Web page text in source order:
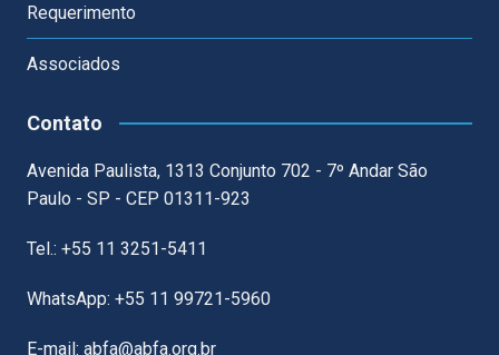
Requerimento
Associados
Contato
Avenida Paulista, 1313 Conjunto 702 - 7º Andar São
Paulo - SP - CEP 01311-923
Tel.: +55 11 3251-5411
WhatsApp: +55 11 99721-5960
E-mail: abfa@abfa.org.br